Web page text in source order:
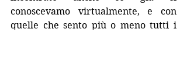
conoscevamo virtualmente, e con
quelle che sento più o meno tutti i